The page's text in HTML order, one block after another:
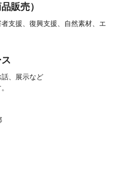
販売）
支援、復興支援、自然素材、エ
、展示など